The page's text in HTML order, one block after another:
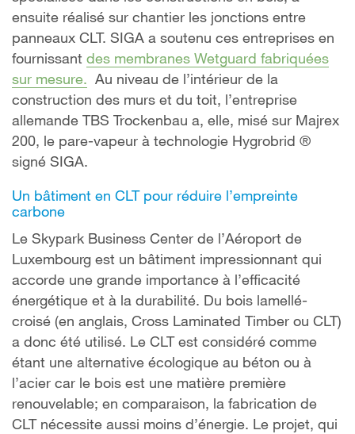
ensuite réalisé sur chantier les jonctions entre
panneaux CLT. SIGA a soutenu ces entreprises en
fournissant des membranes Wetguard fabriquées
sur mesure. Au niveau de l’intérieur de la
construction des murs et du toit, l’entreprise
allemande TBS Trockenbau a, elle, misé sur Majrex
200, le pare-vapeur à technologie Hygrobrid ®
signé SIGA.
Un bâtiment en CLT pour réduire l’empreinte
carbone
Le Skypark Business Center de l’Aéroport de
Luxembourg est un bâtiment impressionnant qui
accorde une grande importance à l’efficacité
énergétique et à la durabilité. Du bois lamellé-
croisé (en anglais, Cross Laminated Timber ou CLT)
a donc été utilisé. Le CLT est considéré comme
étant une alternative écologique au béton ou à
l’acier car le bois est une matière première
renouvelable; en comparaison, la fabrication de
CLT nécessite aussi moins d’énergie. Le projet, qui